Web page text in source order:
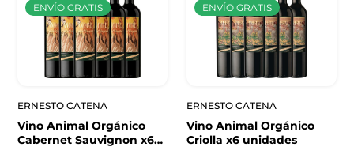
ENVÍO GRATIS
ERNESTO CATENA
Vino Animal Orgánico
Cabernet Sauvignon x6
ENVÍO GRATIS
ERNESTO CATENA
Vino Animal Orgánico
Criolla x6 unidades